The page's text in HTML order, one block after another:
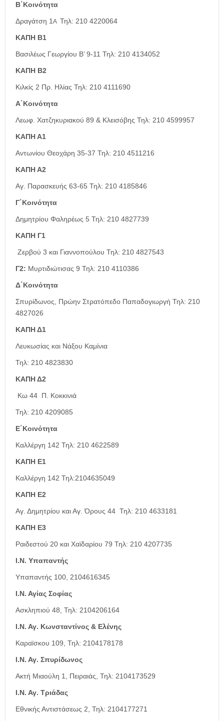
Β΄Κοινότητα
Δραγάτση 1Α Τηλ: 210 4220064
ΚΑΠΗ Β1
Βασιλέως Γεωργίου Β’ 9-11 Τηλ: 210 4134052
ΚΑΠΗ Β2
Κιλκίς 2 Πρ. Ηλίας Τηλ: 210 4111690
Α΄Κοινότητα
Λεωφ. Χατζηκυριακού 89 & Κλεισόβης Τηλ: 210 4599957
ΚΑΠΗ Α1
Αντωνίου Θεοχάρη 35-37 Τηλ: 210 4511216
ΚΑΠΗ Α2
Αγ. Παρασκευής 63-65 Τηλ: 210 4185846
Γ΄Κοινότητα
Δημητρίου Φαληρέως 5 Τηλ: 210 4827739
ΚΑΠΗ Γ1
Ζερβού 3 και Γιαννοπούλου Τηλ: 210 4827543
Γ2: Μυρτιδιώτισας 9 Τηλ: 210 4110386
Δ΄Κοινότητα
Σπυρίδωνος, Πρώην Στρατόπεδο Παπαδογιωργή Τηλ: 210
4827026
ΚΑΠΗ Δ1
Λευκωσίας και Νάξου Καμίνια
Τηλ: 210 4823830
ΚΑΠΗ Δ2
Κω 44 Π. Κοκκινιά
Τηλ: 210 4209085
Ε΄Κοινότητα
Καλλέργη 142 Τηλ: 210 4622589
ΚΑΠΗ Ε1
Καλλέργη 142 Τηλ:2104635049
ΚΑΠΗ Ε2
Αγ. Δημητρίου και Αγ. Όρους 44 Τηλ: 210 4633181
ΚΑΠΗ Ε3
Ραιδεστού 20 και Χαϊδαρίου 79 Τηλ: 210 4207735
Ι.Ν. Υπαπαντής
Υπαπαντής 100, 2104616345
Ι.Ν. Αγίας Σοφίας
Ασκληπιού 48, Τηλ: 2104206164
Ι.Ν. Αγ. Κωνσταντίνος & Ελένης
Καραϊσκου 109, Τηλ: 2104178178
Ι.Ν. Αγ. Σπυρίδωνος
Ακτή Μιαούλη 1, Πειραιάς, Τηλ: 2104173529
Ι.Ν. Αγ. Τριάδας
Εθνικής Αντιστάσεως 2, Τηλ: 2104177271